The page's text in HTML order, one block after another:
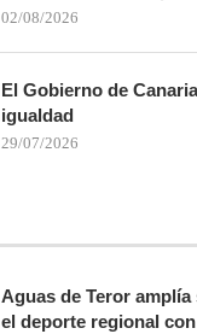
02/08/2026
El Gobierno de
igualdad
29/07/2026
Aguas de Teror
el deporte regional